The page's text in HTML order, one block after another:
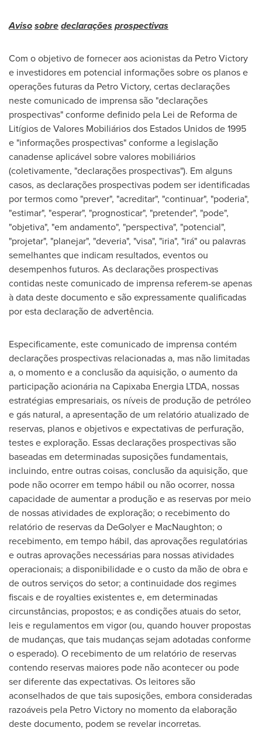
Avisosobredeclarações prospectivas
Com o objetivo de fornecer aos acionistas da Petro Victory
e investidores em potencial informações sobre os planos e
operações futuras da Petro Victory, certas declarações
neste comunicado de imprensa são "declarações
prospectivas" conforme definido pela Lei de Reforma de
Litígios de Valores Mobiliários dos Estados Unidos de 1995
e "informações prospectivas" conforme a legislação
canadense aplicável sobre valores mobiliários
(coletivamente, "declarações prospectivas"). Em alguns
casos, as declarações prospectivas podem ser identificadas
por termos como "prever", "acreditar", "continuar", "poderia",
"estimar", "esperar", "prognosticar", "pretender", "pode",
"objetiva", "em andamento", "perspectiva", "potencial",
"projetar", "planejar", "deveria", "visa", "iria", "irá" ou palavras
semelhantes que indicam resultados, eventos ou
desempenhos futuros. As declarações prospectivas
contidas neste comunicado de imprensa referem-se apenas
à data deste documento e são expressamente qualificadas
por esta declaração de advertência.
Especificamente, este comunicado de imprensa contém
declarações prospectivas relacionadas a, mas não limitadas
a, o momento e a conclusão da aquisição, o aumento da
participação acionária na Capixaba Energia LTDA, nossas
estratégias empresariais, os níveis de produção de petróleo
e gás natural, a apresentação de um relatório atualizado de
reservas, planos e objetivos e expectativas de perfuração,
testes e exploração. Essas declarações prospectivas são
baseadas em determinadas suposições fundamentais,
incluindo, entre outras coisas, conclusão da aquisição, que
pode não ocorrer em tempo hábil ou não ocorrer, nossa
capacidade de aumentar a produção e as reservas por meio
de nossas atividades de exploração; o recebimento do
relatório de reservas da DeGolyer e MacNaughton; o
recebimento, em tempo hábil, das aprovações regulatórias
e outras aprovações necessárias para nossas atividades
operacionais; a disponibilidade e o custo da mão de obra e
de outros serviços do setor; a continuidade dos regimes
fiscais e de royalties existentes e, em determinadas
circunstâncias, propostos; e as condições atuais do setor,
leis e regulamentos em vigor (ou, quando houver propostas
de mudanças, que tais mudanças sejam adotadas conforme
o esperado). O recebimento de um relatório de reservas
contendo reservas maiores pode não acontecer ou pode
ser diferente das expectativas. Os leitores são
aconselhados de que tais suposições, embora consideradas
razoáveis pela Petro Victory no momento da elaboração
deste documento, podem se revelar incorretas.